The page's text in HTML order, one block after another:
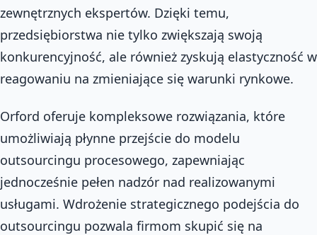
zewnętrznych ekspertów. Dzięki temu,
przedsiębiorstwa nie tylko zwiększają swoją
konkurencyjność, ale również zyskują elastyczność w
reagowaniu na zmieniające się warunki rynkowe.
Orford oferuje kompleksowe rozwiązania, które
umożliwiają płynne przejście do modelu
outsourcingu procesowego, zapewniając
jednocześnie pełen nadzór nad realizowanymi
usługami. Wdrożenie strategicznego podejścia do
outsourcingu pozwala firmom skupić się na